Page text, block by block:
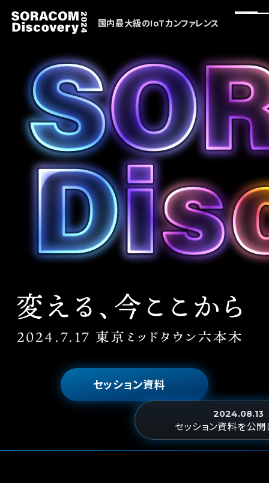
国内最大級のIoTカンファレンス
セッション資料
2024.08.13
セッション資料を公開